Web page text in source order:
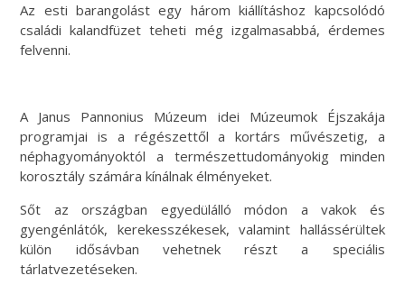
Az esti barangolást egy három kiállításhoz kapcsolódó
családi kalandfüzet teheti még izgalmasabbá, érdemes
felvenni.
A Janus Pannonius Múzeum idei Múzeumok Éjszakája
programjai is a régészettől a kortárs művészetig, a
néphagyományoktól a természettudományokig minden
korosztály számára kínálnak élményeket.
Sőt az országban egyedülálló módon a vakok és
gyengénlátók, kerekesszékesek, valamint hallássérültek
külön idősávban vehetnek részt a speciális
tárlatvezetéseken.